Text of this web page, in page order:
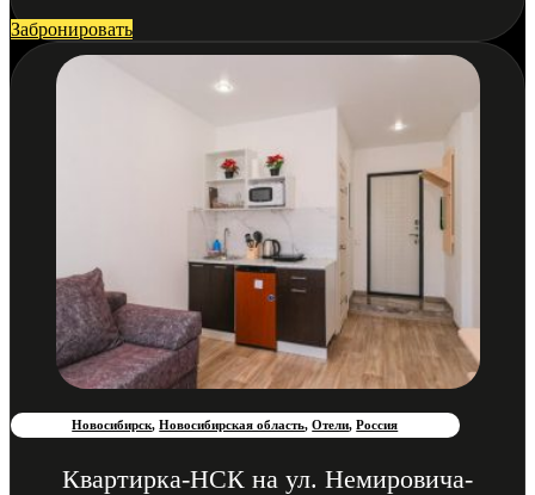
Забронировать
Новосибирск,Новосибирская область,Отели,Россия
Квартирка-НСК на ул. Немировича-